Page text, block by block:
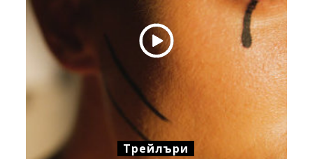
Трейлъри